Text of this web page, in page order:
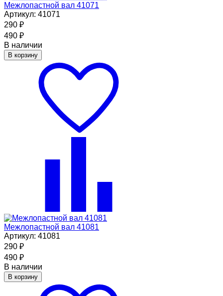
Межлопастной вал 41071
Артикул: 41071
290 ₽
490 ₽
В наличии
В корзину
Межлопастной вал 41081
Артикул: 41081
290 ₽
490 ₽
В наличии
В корзину